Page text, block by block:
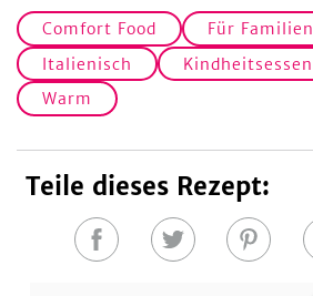
Comfort Food Für Familien
Italienisch
Kindheitsessen
Warm
Teile dieses Rezept:
Auf
Auf
Auf